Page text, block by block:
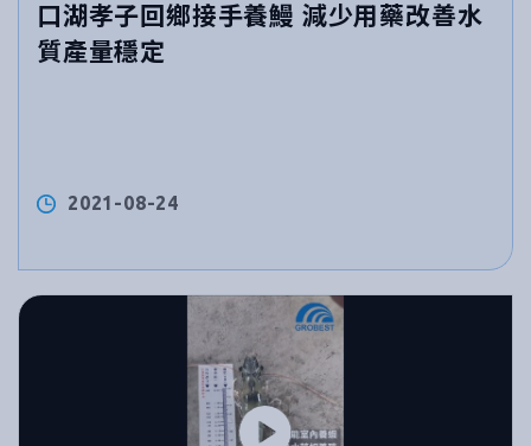
口湖孝子回鄉接手養鰻 減少用藥改善水
質產量穩定
2021-08-24